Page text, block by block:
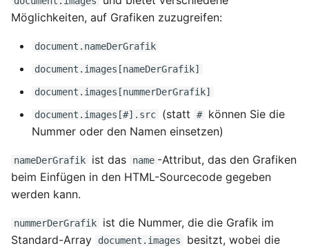
s
i
r
2.5.1 Paketverwaltung
2.5.2 Dateisystembefehle
und Operatoren
Dateibearbeitung
2.5.4 Systemverwaltung
2.5.5 Finden und Ersetzen
2.5.6 Rechte ändern
3.5Netzwerkprotokolle
3.7Grundlegende Linux-
Netzwerkbefehle
3.8 Netzwerkhardware
3.9 Netzwerksicherheit
3.10 Netzwerkmanagement
Header
Element meta
4.1.6 Selbsttest zu HTML-
4.1.7 Wissen anwenden:
HTML-Metadaten
4.2 Ein HTML-Dokument
4.2.1 HTML-Seitenstruktur
einbinden
Stylesheet
6.2.5 CSS-Formate auf
6.2.6 Gruppierung
6.2.7 Verschachtelung
6.2.9 Die Elemente `div`
Möglichkeiten, auf Grafiken zuzugreifen:
document.nameDerGrafik
document.images[nameDerGrafik]
document.images[nummerDerGrafik]
document.images[#].src (statt #
können Sie die
Nummer oder den Namen einsetzen)
nameDerGrafik ist das name -Attribut, das den Grafiken
beim Einfügen in den HTML-Sourcecode gegeben
werden kann.
nummerDerGrafik
ist die Nummer, die die Grafik im
Standard-Array
document.images
besitzt, wobei die